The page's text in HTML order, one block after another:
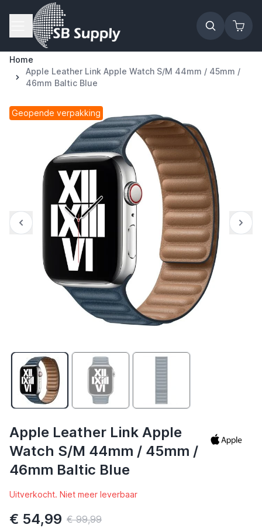
Ga naar de inhoud
Home
Apple Leather Link Apple Watch S/M 44mm / 45mm /
46mm Baltic Blue
Geopende verpakking
Apple Leather Link Apple
Watch S/M 44mm / 45mm /
46mm Baltic Blue
Uitverkocht. Niet meer leverbaar
€ 54,99 € 99,99